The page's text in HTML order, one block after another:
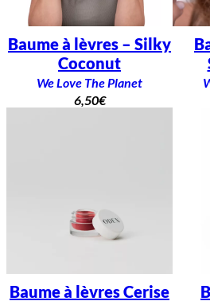
Baume à lèvres – Silky
Coconut
We Love The Planet
6,50€
Baume à lèvres Cerise